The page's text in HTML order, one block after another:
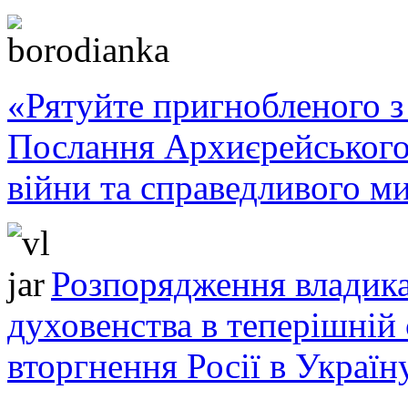
«Рятуйте пригнобленого
Послання
війни та справедливого
Розпорядження
духовенства в теперішній
вторгнення Росії в